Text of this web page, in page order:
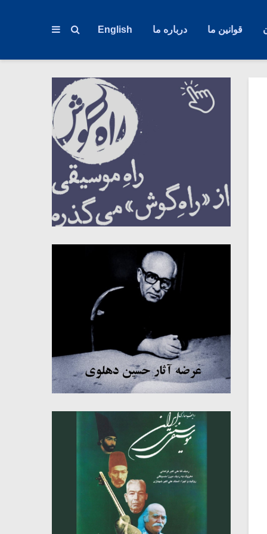
قوانین ما درباره ما English
میکلوش روژا